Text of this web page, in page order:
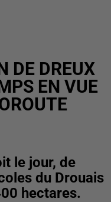
DE DREUX
EN VUE
le jour, de
du Drouais
hectares.